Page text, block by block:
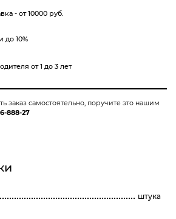
- от 10000 руб.
до 10%
от 1 до 3 лет
заказ самостоятельно, поручите это нашим
888-27
штука